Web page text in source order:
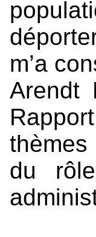
m’a
Arendt
thèmes
du